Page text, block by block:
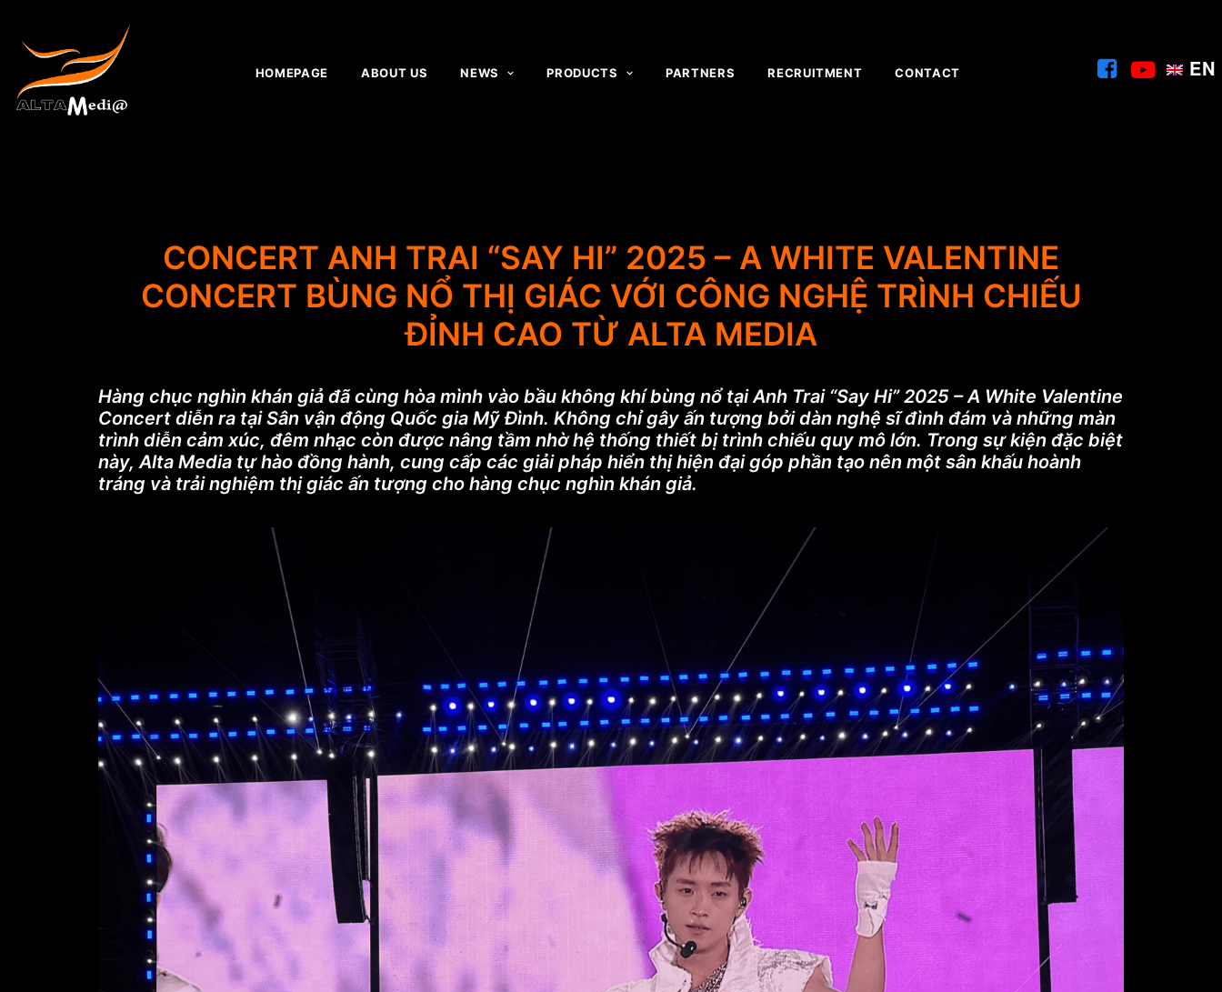
HOMEPAGE ABOUT US NEWS PRODUCTS PARTNERS RECRUITMENT CONTACT EN
CONCERT ANH TRAI “SAY HI” 2025 – A WHITE VALENTINE
CONCERT BÙNG NỔ THỊ GIÁC VỚI CÔNG NGHỆ TRÌNH CHIẾU
ĐỈNH CAO TỪ ALTA MEDIA
Hàng chục nghìn khán giả đã cùng hòa mình vào bầu không khí bùng nổ tại Anh Trai “Say Hi” 2025 – A White Valentine
Concert diễn ra tại Sân vận động Quốc gia Mỹ Đình. Không chỉ gây ấn tượng bởi dàn nghệ sĩ đình đám và những màn
trình diễn cảm xúc, đêm nhạc còn được nâng tầm nhờ hệ thống thiết bị trình chiếu quy mô lớn. Trong sự kiện đặc biệt
này, Alta Media tự hào đồng hành, cung cấp các giải pháp hiển thị hiện đại góp phần tạo nên một sân khấu hoành
tráng và trải nghiệm thị giác ấn tượng cho hàng chục nghìn khán giả.